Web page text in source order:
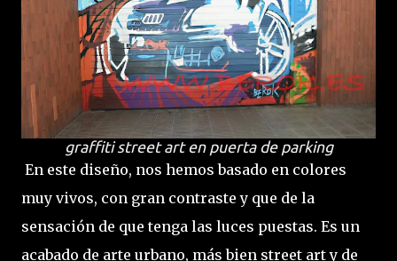
graffiti street art en puerta de parking
En este diseño, nos hemos basado en colores
muy vivos, con gran contraste y que de la
sensación de que tenga las luces puestas. Es un
acabado de arte urbano, más bien street art y de